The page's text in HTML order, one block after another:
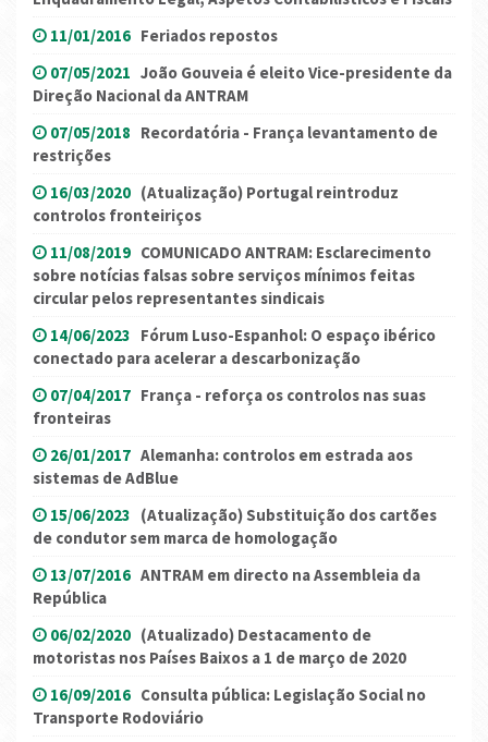
11/01/2016 Feriados repostos
07/05/2021 João Gouveia é eleito Vice-presidente da
Direção Nacional da ANTRAM
07/05/2018 Recordatória - França levantamento de
restrições
16/03/2020 (Atualização) Portugal reintroduz
controlos fronteiriços
11/08/2019 COMUNICADO ANTRAM: Esclarecimento
sobre notícias falsas sobre serviços mínimos feitas
circular pelos representantes sindicais
14/06/2023 Fórum Luso-Espanhol: O espaço ibérico
conectado para acelerar a descarbonização
07/04/2017 França - reforça os controlos nas suas
fronteiras
26/01/2017 Alemanha: controlos em estrada aos
sistemas de AdBlue
15/06/2023 (Atualização) Substituição dos cartões
de condutor sem marca de homologação
13/07/2016 ANTRAM em directo na Assembleia da
República
06/02/2020 (Atualizado) Destacamento de
motoristas nos Países Baixos a 1 de março de 2020
16/09/2016 Consulta pública: Legislação Social no
Transporte Rodoviário